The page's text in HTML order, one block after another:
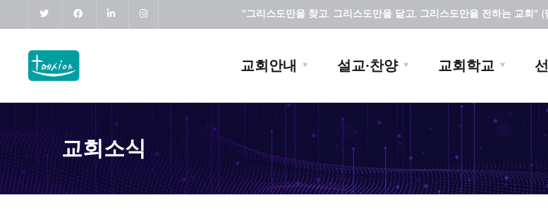
"그리스도만을 찾고, 그리스도만을 닮고, 그리스도만을 전하는 교회" (
교회안내 설교·찬양 교회학교
교회소식